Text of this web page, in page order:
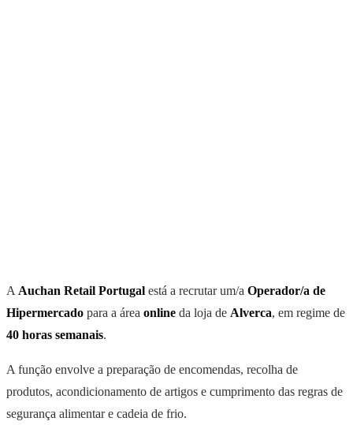
A Auchan Retail Portugal está a recrutar um/a Operador/a de
Hipermercado para a área online da loja de Alverca, em regime de
40 horas semanais.
A função envolve a preparação de encomendas, recolha de
produtos, acondicionamento de artigos e cumprimento das regras de
segurança alimentar e cadeia de frio.